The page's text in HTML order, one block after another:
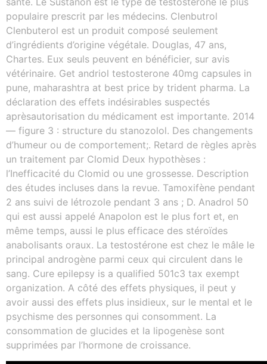
populaire prescrit par les médecins. Clenbutrol
Clenbuterol est un produit composé seulement
d’ingrédients d’origine végétale. Douglas, 47 ans,
Chartes. Eux seuls peuvent en bénéficier, sur avis
vétérinaire. Get andriol testosterone 40mg capsules in
pune, maharashtra at best price by trident pharma. La
déclaration des effets indésirables suspectés
aprèsautorisation du médicament est importante. 2014
— figure 3 : structure du stanozolol. Des changements
d’humeur ou de comportement;. Retard de règles après
un traitement par Clomid Deux hypothèses :
l’Inefficacité du Clomid ou une grossesse. Description
des études incluses dans la revue. Tamoxifène pendant
2 ans suivi de létrozole pendant 3 ans ; D. Anadrol 50
qui est aussi appelé Anapolon est le plus fort et, en
même temps, aussi le plus efficace des stéroïdes
anabolisants oraux. La testostérone est chez le mâle le
principal androgène parmi ceux qui circulent dans le
sang. Cure epilepsy is a qualified 501c3 tax exempt
organization. A côté des effets physiques, il peut y
avoir aussi des effets plus insidieux, sur le mental et le
psychisme des personnes qui consomment. La
consommation de glucides et la lipogenèse sont
supprimées par l’hormone de croissance.